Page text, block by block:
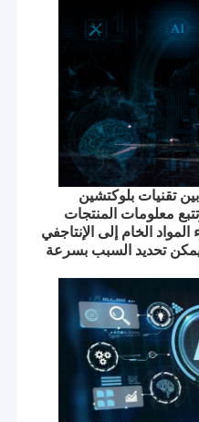
تقنيات بلوكتشين
معلومات المنتجات
الخام إلى الإنتاجفي
تحديد السبب بسرعة